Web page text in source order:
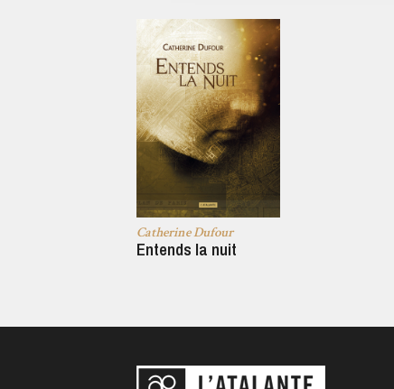
Catherine Dufour
Entends la nuit